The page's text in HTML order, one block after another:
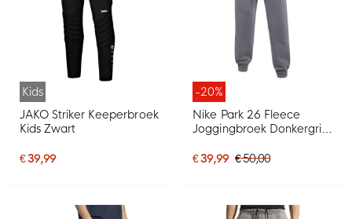
Kids
JAKO Striker Keeperbroek
Kids Zwart
€ 39,99
-20%
Nike Park 26 Fleece
Joggingbroek Donkergrijs
€ 39,99 € 50,00